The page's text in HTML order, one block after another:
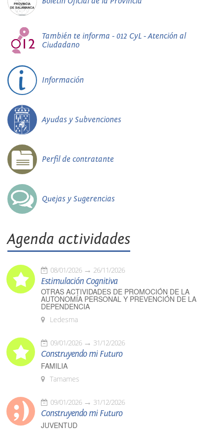
También te informa - 012 CyL - Atención al
Ciudadano
Información
Ayudas y Subvenciones
Perfil de contratante
Quejas y Sugerencias
Agenda actividades
08/01/2026 26/11/2026
Estimulación Cognitiva
OTRAS ACTIVIDADES DE PROMOCIÓN DE LA
AUTONOMÍA PERSONAL Y PREVENCIÓN DE LA
DEPENDENCIA
Ledesma
09/01/2026 31/12/2026
Construyendo mi Futuro
FAMILIA
Tamames
09/01/2026 31/12/2026
Construyendo mi Futuro
JUVENTUD